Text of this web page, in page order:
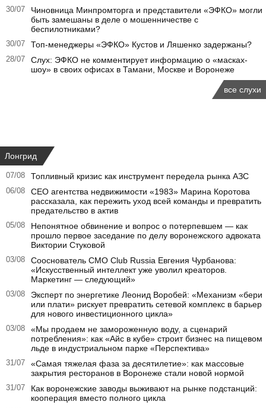
30/07
Чиновница Минпромторга и представители «ЭФКО» могли
быть замешаны в деле о мошенничестве с
беспилотниками?
30/07 Топ-менеджеры «ЭФКО» Кустов и Ляшенко задержаны?
28/07
Слух: ЭФКО не комментирует информацию о «масках-
шоу» в своих офисах в Тамани, Москве и Воронеже
все слухи
Лонгрид
07/08 Топливный кризис как инструмент передела рынка АЗС
06/08
CEO агентства недвижимости «1983» Марина Коротова
рассказала, как пережить уход всей команды и превратить
предательство в актив
05/08
Непонятное обвинение и вопрос о потерпевшем — как
прошло первое заседание по делу воронежского адвоката
Виктории Стуковой
03/08
Сооснователь CMO Club Russia Евгения Чурбанова:
«Искусственный интеллект уже уволил креаторов.
Маркетинг — следующий»
03/08
Эксперт по энергетике Леонид Воробей: «Механизм «бери
или плати» рискует превратить сетевой комплекс в барьер
для нового инвестиционного цикла»
03/08
«Мы продаем не замороженную воду, а сценарий
потребления»: как «Айс в кубе» строит бизнес на пищевом
льде в индустриальном парке «Перспектива»
31/07
«Самая тяжелая фаза за десятилетие»: как массовые
закрытия ресторанов в Воронеже стали новой нормой
31/07
Как воронежские заводы выживают на рынке подстанций:
кооперация вместо полного цикла